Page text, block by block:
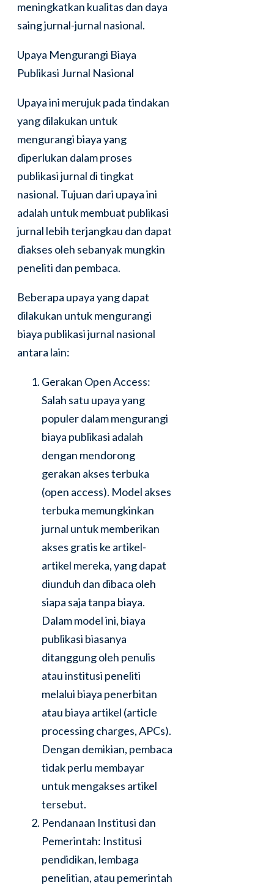
meningkatkan kualitas dan daya
saing jurnal-jurnal nasional.
Upaya Mengurangi Biaya
Publikasi Jurnal Nasional
Upaya ini merujuk pada tindakan
yang dilakukan untuk
mengurangi biaya yang
diperlukan dalam proses
publikasi jurnal di tingkat
nasional. Tujuan dari upaya ini
adalah untuk membuat publikasi
jurnal lebih terjangkau dan dapat
diakses oleh sebanyak mungkin
peneliti dan pembaca.
Beberapa upaya yang dapat
dilakukan untuk mengurangi
biaya publikasi jurnal nasional
antara lain:
Gerakan Open Access:
Salah satu upaya yang
populer dalam mengurangi
biaya publikasi adalah
dengan mendorong
gerakan akses terbuka
(open access). Model akses
terbuka memungkinkan
jurnal untuk memberikan
akses gratis ke artikel-
artikel mereka, yang dapat
diunduh dan dibaca oleh
siapa saja tanpa biaya.
Dalam model ini, biaya
publikasi biasanya
ditanggung oleh penulis
atau institusi peneliti
melalui biaya penerbitan
atau biaya artikel (article
processing charges, APCs).
Dengan demikian, pembaca
tidak perlu membayar
untuk mengakses artikel
tersebut.
Pendanaan Institusi dan
Pemerintah: Institusi
pendidikan, lembaga
penelitian, atau pemerintah